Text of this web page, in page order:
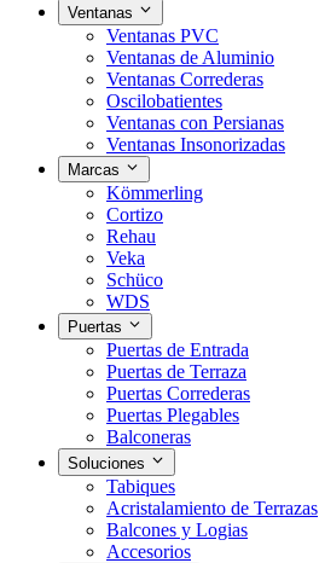
Ventanas
Ventanas PVC
Ventanas de Aluminio
Ventanas Correderas
Oscilobatientes
Ventanas con Persianas
Ventanas Insonorizadas
Marcas
Kömmerling
Cortizo
Rehau
Veka
Schüco
WDS
Puertas
Puertas de Entrada
Puertas de Terraza
Puertas Correderas
Puertas Plegables
Balconeras
Soluciones
Tabiques
Acristalamiento de Terrazas
Balcones y Logias
Accesorios